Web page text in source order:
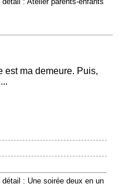
est ma demeure. Puis,
détail : Une soirée deux en un